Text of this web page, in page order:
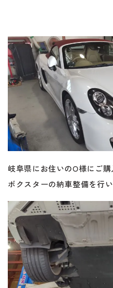
お客様の声
ケータハム岐阜
プライバシーポリシー
買取査定のご依頼
その他のお問い合
中古車探しのご依頼・レ
電話・メールなどのご連絡
のご相談も可能です。
希望ください。
岐阜県にお住いのO様にご
ボクスターの納車整備を行い